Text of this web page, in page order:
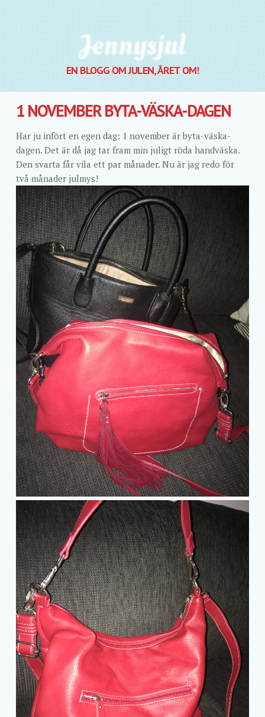
Jennysjul
EN BLOGG OM JULEN, ÅRET OM!
1 NOVEMBER BYTA-VÄSKA-DAGEN
Har ju infört en egen dag: 1 november är byta-väska-
dagen. Det är då jag tar fram min juligt röda handväska.
Den svarta får vila ett par månader. Nu är jag redo för
två månader julmys!